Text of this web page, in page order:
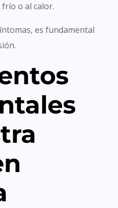
o al calor.
es fundamental